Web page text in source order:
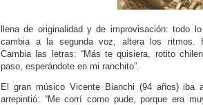
llena de originalidad y de improvisación: todo
cambia a la segunda voz, altera los ritmos.
Cambia las letras: “Más te quisiera, rotito
paso, esperándote en mi ranchito”.
El gran músico Vicente Bianchi (94 años) iba
arrepintió: “Me corrí como pude, porque era